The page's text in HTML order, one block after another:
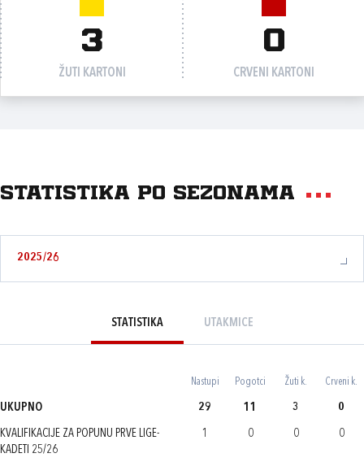
3
ŽUTI KARTONI
0
CRVENI KARTONI
Statistika po sezonama
2025/26
STATISTIKA UTAKMICE
Nastupi Pogotci Žuti k. Crveni k.
UKUPNO 29 11 3 0
KVALIFIKACIJE ZA POPUNU PRVE LIGE-
KADETI 25/26
1 0 0 0